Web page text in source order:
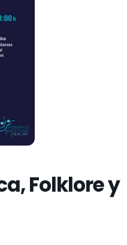
Folklore y